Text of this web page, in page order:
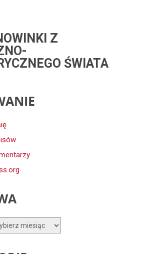
Z
ŚWIATA